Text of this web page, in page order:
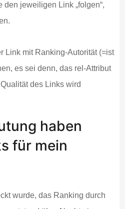
jeweiligen Link „folgen“,
Link mit Ranking-Autorität (=ist
es sei denn, das rel-Attribut
des Links wird
haben
für mein
wurde, das Ranking durch